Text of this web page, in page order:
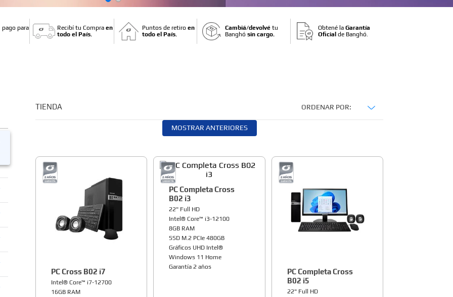
pago para
Recibí tu Compraen
todo el País.
Puntos de retiroen
todo el País.
Cambiá/devolvétu
Banghó sin cargo.
Obtené laGarantía
Oficial de Banghó.
TIENDA ORDENAR POR
MOSTRAR ANTERIORES
PC Cross B02 i7
Intel® Core™ i7-12700
16GB RAM
PC Completa Cross
B02 i3
22" Full HD
Intel® Core™ i3-12100
8GB RAM
SSD M.2 PCIe 480GB
Gráficos UHD Intel®
Windows 11 Home
Garantía 2 años
PC Completa Cross
B02 i5
22" Full HD